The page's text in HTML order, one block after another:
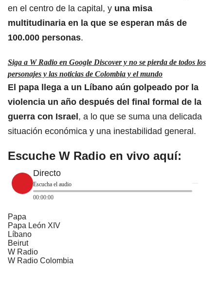
en el centro de la capital, y una misa
multitudinaria en la que se esperan más de
100.000 personas.
Siga a W Radio en Google Discover y no se pierda de todos los
personajes y las noticias de Colombia y el mundo
El papa llega a un Líbano aún golpeado por la
violencia un año después del final formal de la
guerra con Israel, a lo que se suma una delicada
situación económica y una inestabilidad general.
Escuche W Radio en vivo aquí:
Directo
Escucha el audio
00:00:00
Papa
Papa León XIV
Líbano
Beirut
W Radio
W Radio Colombia